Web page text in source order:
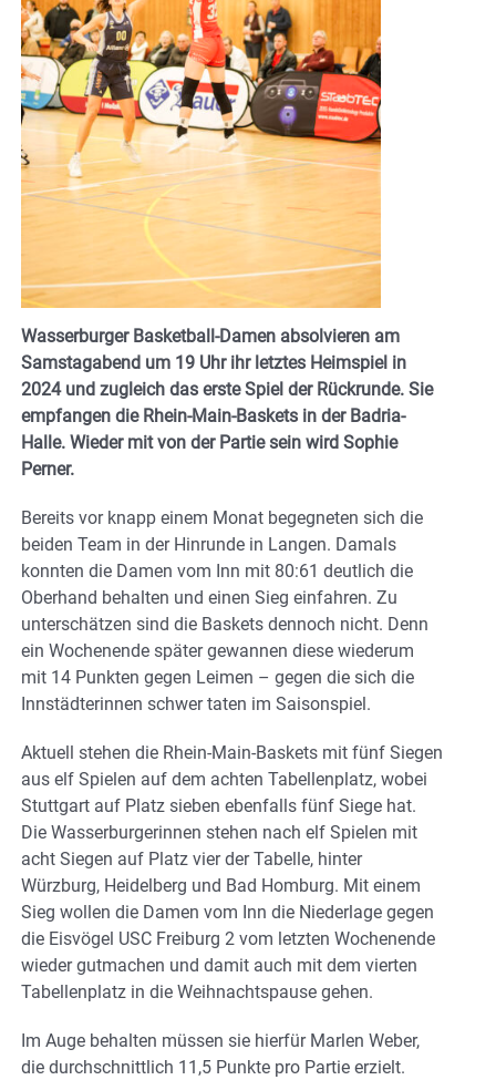
Wasserburger Basketball-Damen absolvieren am
Samstagabend um 19 Uhr ihr letztes Heimspiel in
2024 und zugleich das erste Spiel der Rückrunde. Sie
empfangen die Rhein-Main-Baskets in der Badria-
Halle. Wieder mit von der Partie sein wird Sophie
Perner.
Bereits vor knapp einem Monat begegneten sich die
beiden Team in der Hinrunde in Langen. Damals
konnten die Damen vom Inn mit 80:61 deutlich die
Oberhand behalten und einen Sieg einfahren. Zu
unterschätzen sind die Baskets dennoch nicht. Denn
ein Wochenende später gewannen diese wiederum
mit 14 Punkten gegen Leimen – gegen die sich die
Innstädterinnen schwer taten im Saisonspiel.
Aktuell stehen die Rhein-Main-Baskets mit fünf Siegen
aus elf Spielen auf dem achten Tabellenplatz, wobei
Stuttgart auf Platz sieben ebenfalls fünf Siege hat.
Die Wasserburgerinnen stehen nach elf Spielen mit
acht Siegen auf Platz vier der Tabelle, hinter
Würzburg, Heidelberg und Bad Homburg. Mit einem
Sieg wollen die Damen vom Inn die Niederlage gegen
die Eisvögel USC Freiburg 2 vom letzten Wochenende
wieder gutmachen und damit auch mit dem vierten
Tabellenplatz in die Weihnachtspause gehen.
Im Auge behalten müssen sie hierfür Marlen Weber,
die durchschnittlich 11,5 Punkte pro Partie erzielt.